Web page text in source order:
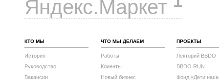
Яндекс.Маркет
КТО МЫ
История
Руководство
Вакансии
ЧТО МЫ ДЕЛАЕМ
Работы
Клиенты
Новый бизнес
ПРОЕКТЫ
Лекторий BBDO
BBDO RUN
Фонд «Дети